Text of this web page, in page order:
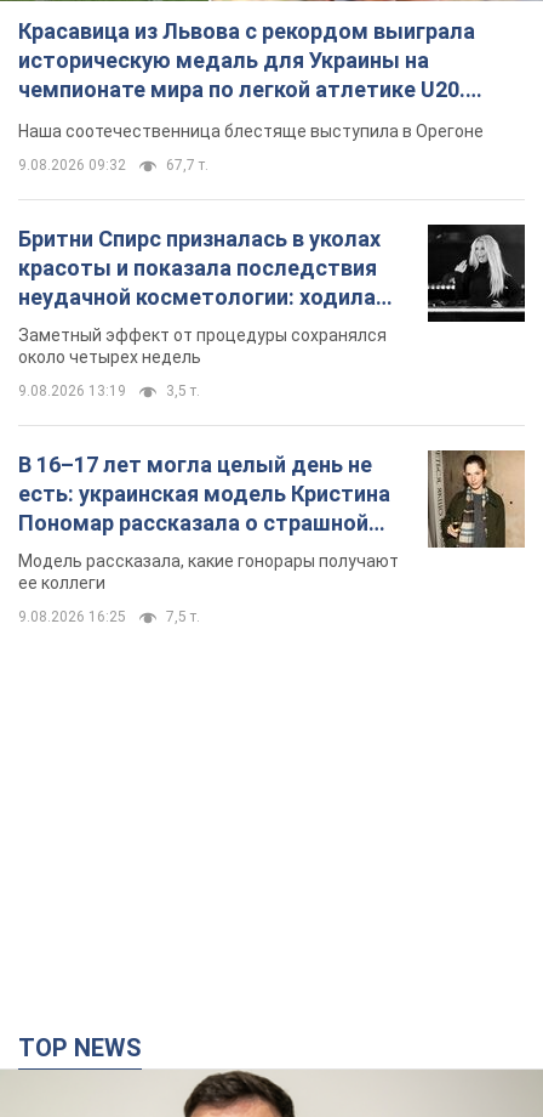
Красавица из Львова с рекордом выиграла
историческую медаль для Украины на
чемпионате мира по легкой атлетике U20.
Видео
Наша соотечественница блестяще выступила в Орегоне
9.08.2026 09:32 67,7 т.
Бритни Спирс призналась в уколах
красоты и показала последствия
неудачной косметологии: ходила
так почти месяц
Заметный эффект от процедуры сохранялся
около четырех недель
9.08.2026 13:19 3,5 т.
В 16–17 лет могла целый день не
есть: украинская модель Кристина
Пономар рассказала о страшной
стороне модельной карьеры
Модель рассказала, какие гонорары получают
ее коллеги
9.08.2026 16:25 7,5 т.
TOP NEWS